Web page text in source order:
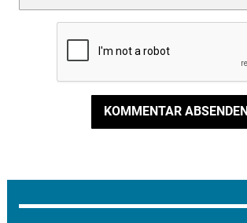
KOMMENTAR ABSENDEN